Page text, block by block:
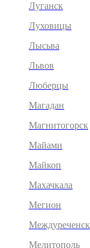
Луганск
Луховицы
Лысьва
Львов
Люберцы
Магадан
Магнитогорск
Майами
Майкоп
Махачкала
Мегион
Междуреченск
Мелитополь